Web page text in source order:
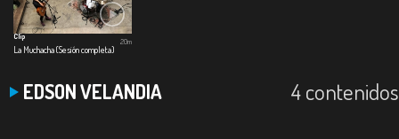
Clip
La Muchacha (Sesión completa)
20m
EDSON VELANDIA 4 contenidos